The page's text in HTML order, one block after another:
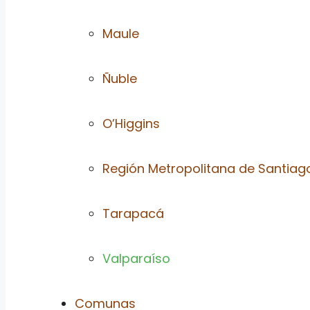
Maule
Ñuble
O’Higgins
Región Metropolitana de
Tarapacá
Valparaíso
Comunas